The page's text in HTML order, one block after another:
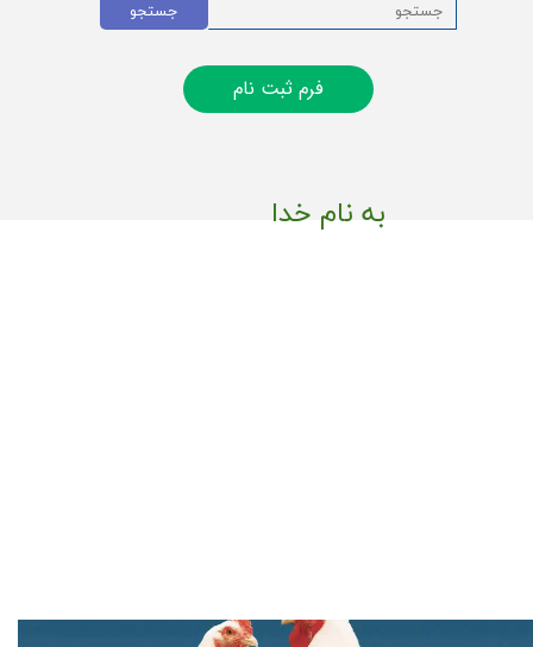
فرم ثبت نام
جستجو
به نام خدا